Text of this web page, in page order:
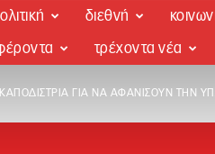
διεθνή
τρέχοντα νέα
ΓΙΑ ΝΑ ΑΦΑΝΊΣΟΥΝ ΤΗΝ